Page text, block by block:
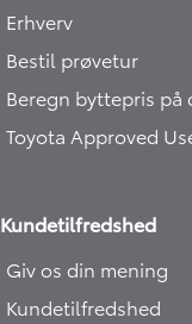
Erhverv
Bestil prøvetur
Beregn byttepris på
Toyota Approved
Kundetilfredshed
Giv os din mening
Kundetilfredshed